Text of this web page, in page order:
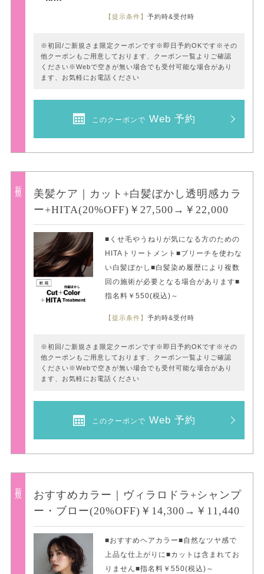
【提示条件】予約時&受付時
※初回/ご新規さま限定クーポンです※即日予約OKです※その
他クーポンもご用意しております、クーポン一覧よりご確認
ください※Webで空きが無い場合でも受付可能な場合があり
ます、お気軽にお電話ください
このクーポンで Web 予約
新規
美髪ケア｜カット+白髪ぼかし透明感カラ
ー+HITA(20%OFF)￥27,500→￥22,000
■くせ毛やうねりが気になる方のための
HITAトリートメント■ブリーチを使わな
い白髪ぼかし■白髪染め履歴により複数
回の施術が必要となる場合があります■
指名料￥550(税込)～
【提示条件】予約時&受付時
※初回/ご新規さま限定クーポンです※即日予約OKです※その
他クーポンもご用意しております、クーポン一覧よりご確認
ください※Webで空きが無い場合でも受付可能な場合があり
ます、お気軽にお電話ください
このクーポンで Web 予約
新規
おすすめカラー｜ヴィラロドラ+シャンプ
ー・ブロー(20%OFF)￥14,300→￥11,440
■おすすめヘアカラー■自然なツヤ感で
上品な仕上がりに■カットは含まれてお
りません■指名料￥550(税込)～